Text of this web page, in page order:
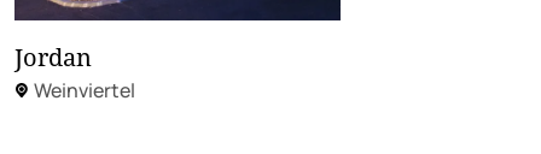
Jordan
Weinviertel